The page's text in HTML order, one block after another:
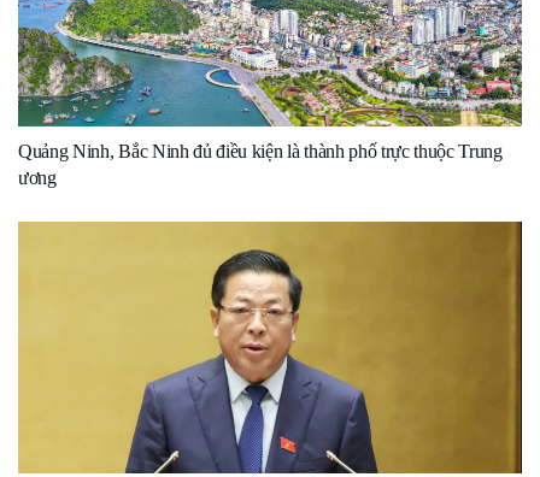
Quảng Ninh, Bắc Ninh đủ điều kiện là thành phố trực thuộc Trung
ương